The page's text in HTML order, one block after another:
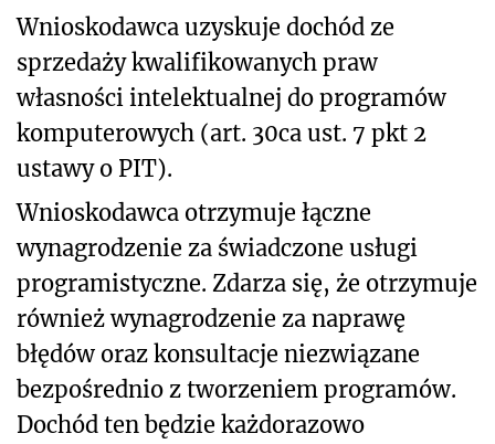
Wnioskodawca uzyskuje dochód ze
sprzedaży kwalifikowanych praw
własności intelektualnej do programów
komputerowych (art. 30ca ust. 7 pkt 2
ustawy o PIT).
Wnioskodawca otrzymuje łączne
wynagrodzenie za świadczone usługi
programistyczne. Zdarza się, że otrzymuje
również wynagrodzenie za naprawę
błędów oraz konsultacje niezwiązane
bezpośrednio z tworzeniem programów.
Dochód ten będzie każdorazowo